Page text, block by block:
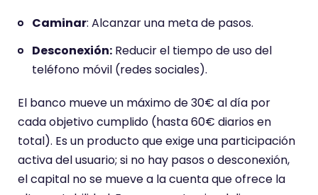
n
d
Caminar: Alcanzar una meta de pasos.
Desconexión: Reducir el tiempo de uso del
teléfono móvil (redes sociales).
El banco mueve un máximo de 30€ al día por
cada objetivo cumplido (hasta 60€ diarios en
total). Es un producto que exige una participación
activa del usuario; si no hay pasos o desconexión,
el capital no se mueve a la cuenta que ofrece la